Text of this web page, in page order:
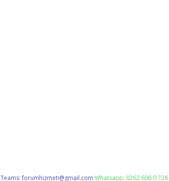
Teams:forumhizmeti@gmail.com Whatsapp: 0262 606 0 726